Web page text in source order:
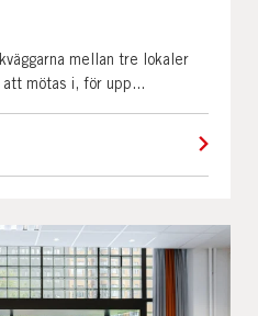
mellan tre lokaler
mötas i, för upp...